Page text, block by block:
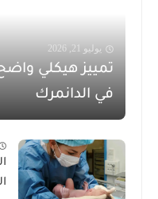
يوليو 21, 2026
تمييز هيكلي
في الدانمرك